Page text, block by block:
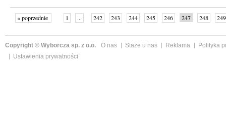
« poprzednie 1 ... 242 243 244 245 246 247 248
249
Copyright © Wyborcza sp. z o.o. O nas Staże u nas Reklama
Polityka
Ustawienia prywatności